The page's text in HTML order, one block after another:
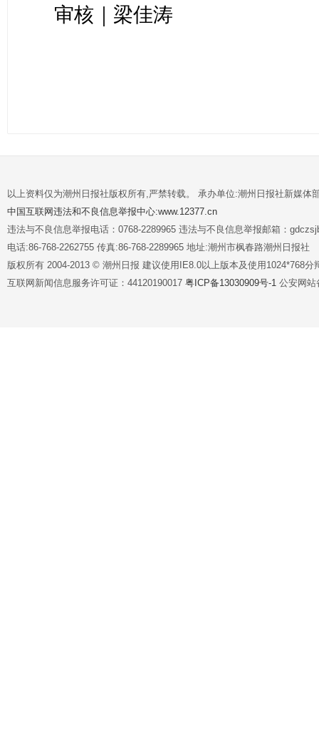
审核｜梁佳涛
以上资料仅为潮州日报社版权所有,严禁转载。 承办单位:潮州日报社新媒体
中国互联网违法和不良信息举报中心:www.12377.cn
违法与不良信息举报电话：0768-2289965 违法与不良信息举报邮箱：
电话:86-768-2262755 传真:86-768-2289965 地址:潮州市枫春路潮州日报社
版权所有 2004-2013 © 潮州日报 建议使用IE8.0以上版本及使用1024*768分
互联网新闻信息服务许可证：44120190017 粤ICP备13030909号-1 公安网站